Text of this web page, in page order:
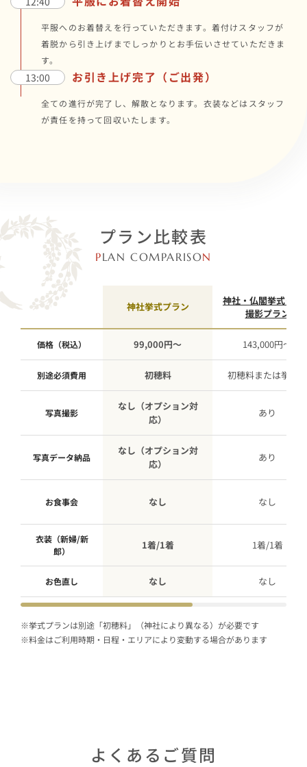
平服へのお着替えを行っていただきます。着付けスタッフが
着脱から引き上げまでしっかりとお手伝いさせていただきま
す。
13:00 お引き上げ完了（ご出発）
全ての進行が完了し、解散となります。衣装などはスタッフ
が責任を持って回収いたします。
プラン比較表
PLAN COMPARISON
神社挙式プラン
神社・仏閣挙式＋写
撮影プラン
価格（税込） 99,000円〜 143,000円〜
別途必須費用 初穂料 初穂料または挙式料
写真撮影
なし（オプション対
応）
あり
写真データ納品
なし（オプション対
応）
あり
お食事会 なし なし
衣装（新婦/新
郎）
1着/1着 1着/1着
お色直し なし なし
※挙式プランは別途「初穂料」（神社により異なる）が必要です
※料金はご利用時期・日程・エリアにより変動する場合があります
よくあるご質問